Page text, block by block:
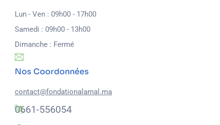
Lun - Ven : 09h00 - 17h00
Samedi : 09h00 - 13h00
Dimanche : Fermé
Nos Coordonnées
0661-556054
contact@fondationalamal.ma